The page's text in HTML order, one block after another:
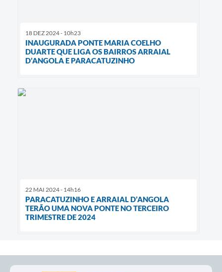
18 DEZ 2024 - 10h23
INAUGURADA PONTE MARIA COELHO
DUARTE QUE LIGA OS BAIRROS ARRAIAL
D’ANGOLA E PARACATUZINHO
22 MAI 2024 - 14h16
PARACATUZINHO E ARRAIAL D’ANGOLA
TERÃO UMA NOVA PONTE NO TERCEIRO
TRIMESTRE DE 2024